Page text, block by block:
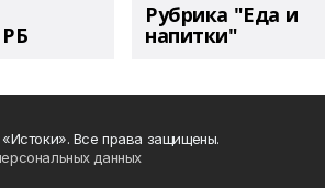
Рубрика "Еда и
напитки"
Все права защищены.
данных